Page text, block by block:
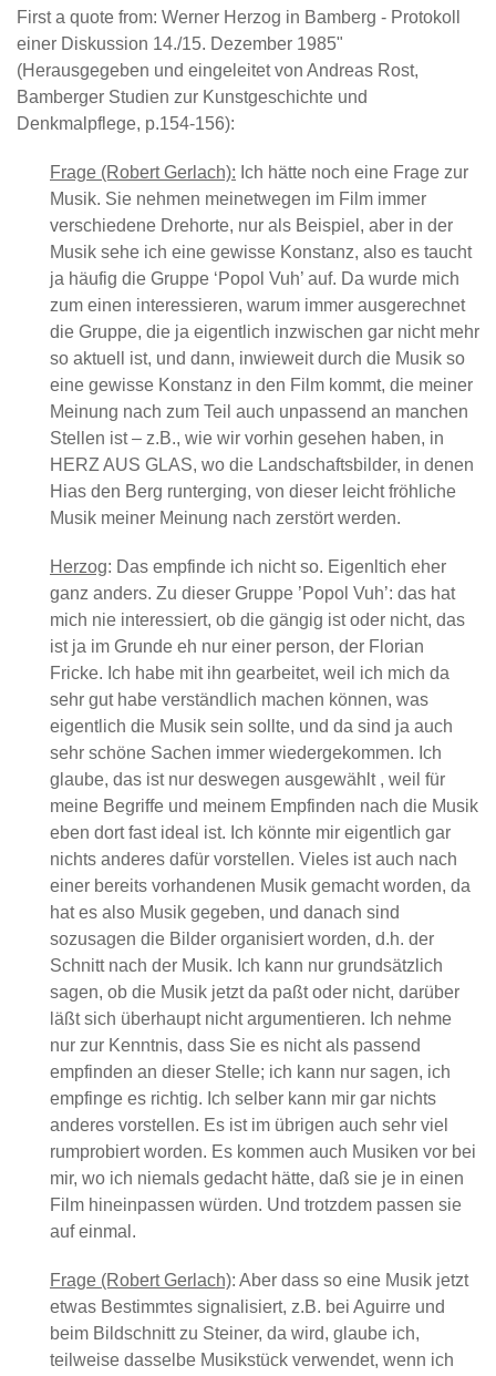
First a quote from: Werner Herzog in Bamberg - Protokoll
einer Diskussion 14./15. Dezember 1985"
(Herausgegeben und eingeleitet von Andreas Rost,
Bamberger Studien zur Kunstgeschichte und
Denkmalpflege, p.154-156):
Frage (Robert Gerlach): Ich hätte noch eine Frage zur
Musik. Sie nehmen meinetwegen im Film immer
verschiedene Drehorte, nur als Beispiel, aber in der
Musik sehe ich eine gewisse Konstanz, also es taucht
ja häufig die Gruppe ‘Popol Vuh’ auf. Da wurde mich
zum einen interessieren, warum immer ausgerechnet
die Gruppe, die ja eigentlich inzwischen gar nicht mehr
so aktuell ist, und dann, inwieweit durch die Musik so
eine gewisse Konstanz in den Film kommt, die meiner
Meinung nach zum Teil auch unpassend an manchen
Stellen ist – z.B., wie wir vorhin gesehen haben, in
HERZ AUS GLAS, wo die Landschaftsbilder, in denen
Hias den Berg runterging, von dieser leicht fröhliche
Musik meiner Meinung nach zerstört werden.
Herzog: Das empfinde ich nicht so. Eigenltich eher
ganz anders. Zu dieser Gruppe ’Popol Vuh’: das hat
mich nie interessiert, ob die gängig ist oder nicht, das
ist ja im Grunde eh nur einer person, der Florian
Fricke. Ich habe mit ihn gearbeitet, weil ich mich da
sehr gut habe verständlich machen können, was
eigentlich die Musik sein sollte, und da sind ja auch
sehr schöne Sachen immer wiedergekommen. Ich
glaube, das ist nur deswegen ausgewählt , weil für
meine Begriffe und meinem Empfinden nach die Musik
eben dort fast ideal ist. Ich könnte mir eigentlich gar
nichts anderes dafür vorstellen. Vieles ist auch nach
einer bereits vorhandenen Musik gemacht worden, da
hat es also Musik gegeben, und danach sind
sozusagen die Bilder organisiert worden, d.h. der
Schnitt nach der Musik. Ich kann nur grundsätzlich
sagen, ob die Musik jetzt da paßt oder nicht, darüber
läßt sich überhaupt nicht argumentieren. Ich nehme
nur zur Kenntnis, dass Sie es nicht als passend
empfinden an dieser Stelle; ich kann nur sagen, ich
empfinge es richtig. Ich selber kann mir gar nichts
anderes vorstellen. Es ist im übrigen auch sehr viel
rumprobiert worden. Es kommen auch Musiken vor bei
mir, wo ich niemals gedacht hätte, daß sie je in einen
Film hineinpassen würden. Und trotzdem passen sie
auf einmal.
Frage (Robert Gerlach): Aber dass so eine Musik jetzt
etwas Bestimmtes signalisiert, z.B. bei Aguirre und
beim Bildschnitt zu Steiner, da wird, glaube ich,
teilweise dasselbe Musikstück verwendet, wenn ich